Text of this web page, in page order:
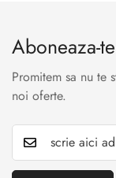
Aboneaza-te
Promitem sa nu te
noi oferte.